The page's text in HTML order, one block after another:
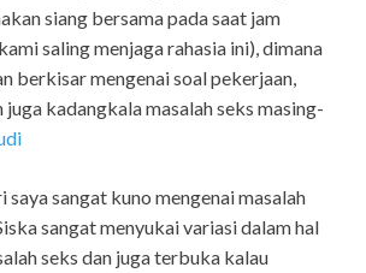
siang bersama pada saat jam
saling menjaga rahasia ini), dimana
berkisar mengenai soal pekerjaan,
juga kadangkala masalah seks masing-
sangat kuno mengenai masalah
sangat menyukai variasi dalam hal
seks dan juga terbuka kalau